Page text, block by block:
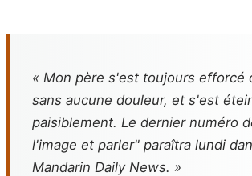
« Mon père s'est toujours efforcé
sans aucune douleur, et s'est
paisiblement. Le dernier numéro
l'image et parler" paraîtra lundi
Mandarin Daily News. »